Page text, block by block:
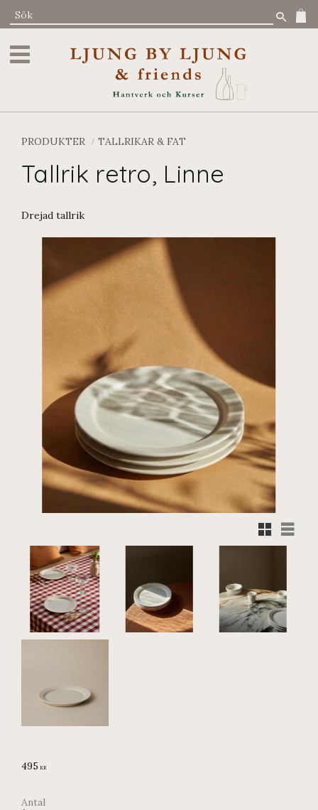
Meny
PRODUKTER TALLRIKAR & FAT
Tallrik retro, Linne
Drejad tallrik
Rutnätsvy
Listvy
495 KR
Antal